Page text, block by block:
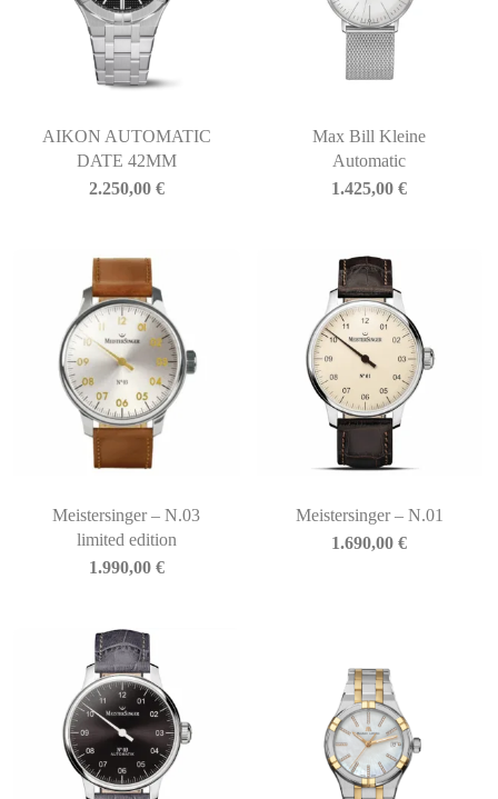
AIKON AUTOMATIC
DATE 42MM
2.250,00 €
Max Bill Kleine
Automatic
1.425,00€
Meistersinger – N.03
limited edition
1.990,00 €
Meistersinger – N.01
1.690,00€